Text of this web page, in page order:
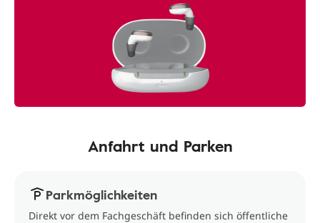
Anfahrt und Parken
Parkmöglichkeiten
Direkt vor dem Fachgeschäft befinden sich öffentliche